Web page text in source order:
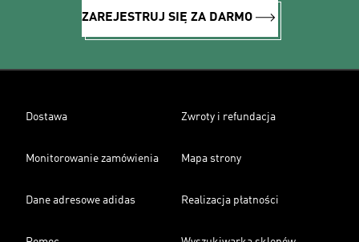
ZAREJESTRUJ SIĘ ZA DARMO
Dostawa Zwroty i refundacja
Monitorowanie zamówienia Mapa strony
Dane adresowe adidas Realizacja płatności